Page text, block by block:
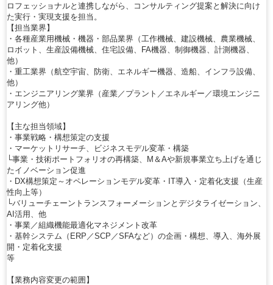
ロフェッショナルと連携しながら、コンサルティング提案と解決に向け
た実行・実現支援を担当。
【担当業界】
・各種産業用機械・機器・部品業界（工作機械、建設機械、農業機械、
ロボット、生産設備機械、住宅設備、FA機器、制御機器、計測機器、
他）
・重工業界（航空宇宙、防衛、エネルギー機器、造船、インフラ設備、
他）
・エンジニアリング業界（産業／プラント／エネルギー／環境エンジニ
アリング他）
【主な担当領域】
・事業戦略・構想策定の支援
・マーケットリサーチ、ビジネスモデル変革・構築
└事業・技術ポートフォリオの再構築、M＆Aや新規事業立ち上げを通じ
たイノベーション促進
・DX構想策定～オペレーションモデル変革・IT導入・定着化支援（生産
性向上等）
└バリューチェーントランスフォーメーションとデジタライゼーション、
AI活用、他
・事業／組織機能最適化マネジメント改革
・基幹システム（ERP／SCP／SFAなど）の企画・構想、導入、海外展
開・定着化支援
等
【業務内容変更の範囲】